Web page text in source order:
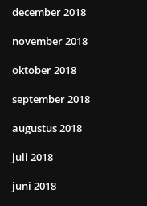
december 2018
november 2018
oktober 2018
september 2018
augustus 2018
juli 2018
juni 2018